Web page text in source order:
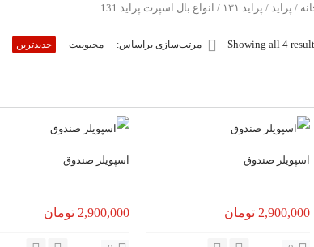
/ پراید / پرايد ١٣١ / انواع بال اسپرت پراید 131
Showing all 4
Sortedمرتب‌سازی براساس: محبوبیت جدیدترین
اسپویلر صندوق
2,900,000 تومان
اسپویلر صندوق
2,900,000 تومان